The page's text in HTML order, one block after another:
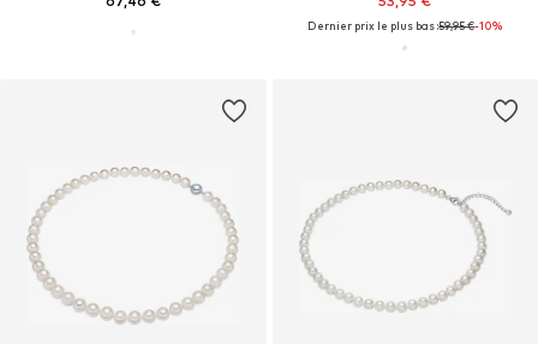
Dernier prix le plus bas :59,95 €-10%